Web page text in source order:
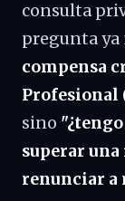
consulta
pregunta ya
compensa
Profesional
sino
superar
renunciar a